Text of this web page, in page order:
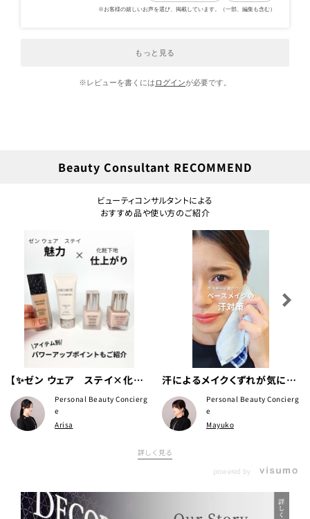
※お客様の嬉しいお声を選び、掲載しています。（一部、編集も含む）
もっと見る
※レビューを書くには ログインが必要です。
Beauty Consultant RECOMMEND
ビューティコンサルタントによる
おすすめ品や使い方のご紹介
【✨ゼン ウェア ステイ×化粧
下地✨パワーアップポイントも
ご紹介！】
Personal Beauty Concierg
e
Arisa
汗によるメイクくずれが気にな
る方必見✊ 現役美容部員が行
っている汗対策💦
Personal Beauty Concierg
e
Mayuko
詳しく見る
powered by